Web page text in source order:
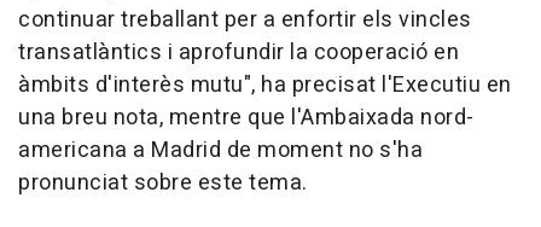
continuar treballant per a enfortir els vincles
transatlàntics i aprofundir la cooperació en
àmbits d'interès mutu", ha precisat l'Executiu en
una breu nota, mentre que l'Ambaixada nord-
americana a Madrid de moment no s'ha
pronunciat sobre este tema.